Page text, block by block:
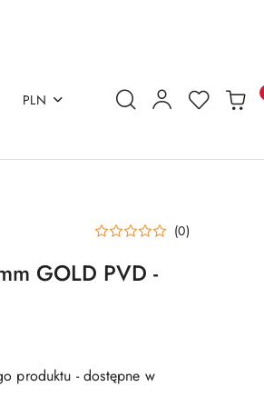
PLN
(0)
GOLD PVD -
produktu - dostępne w